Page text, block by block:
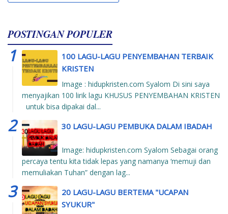
POSTINGAN POPULER
100 LAGU-LAGU PENYEMBAHAN TERBAIK
KRISTEN
Image : hidupkristen.com Syalom Di sini saya
menyajikan 100 lirik lagu KHUSUS PENYEMBAHAN KRISTEN
untuk bisa dipakai dal...
30 LAGU-LAGU PEMBUKA DALAM IBADAH
Image: hidupkristen.com Syalom Sebagai orang
percaya tentu kita tidak lepas yang namanya ‘memuji dan
memuliakan Tuhan” dengan lag...
20 LAGU-LAGU BERTEMA "UCAPAN
SYUKUR"